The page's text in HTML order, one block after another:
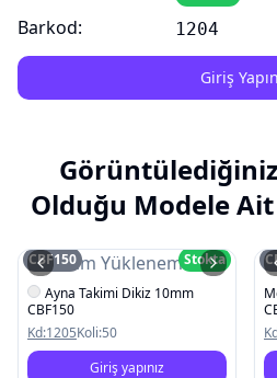
Barkod:
1204
Giriş
Olduğu Modele
Resim Yüklenemedi
CBF150
Stokta
Ayna Takimi Dikiz 10mm
CBF150
Kd:1205Koli:50
Giriş yapınız